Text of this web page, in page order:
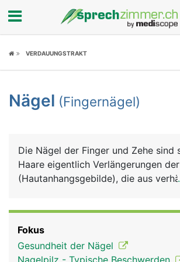
Fokus
Symptome
News
Rubriken
VERDAUUNGSTRAKT
Nägel (Fingernägel)
Die Nägel der Finger und Zehe sind
Haare eigentlich Verlängerungen
(Hautanhangsgebilde), die aus
verankert ist. Von dort aus schiebt
Nagelplatte auf dem Nagelbett nach
Fokus
Gesundheit der Nägel
Nagelpilz - Typische Beschwerden